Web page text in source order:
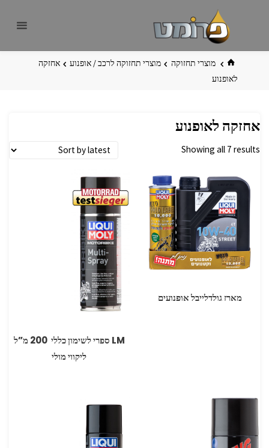
בית מוצרי תחזוקה מוצרי תחזוקה לרכב / אופנוע
אחזקה
לאופנוע
אחזקה לאופנוע
Showing all 7 results
מארז גולדלייבל אופנועים
LM ספרי לשימון כללי ‏ ‏200 מ”ל
ליקווי מולי